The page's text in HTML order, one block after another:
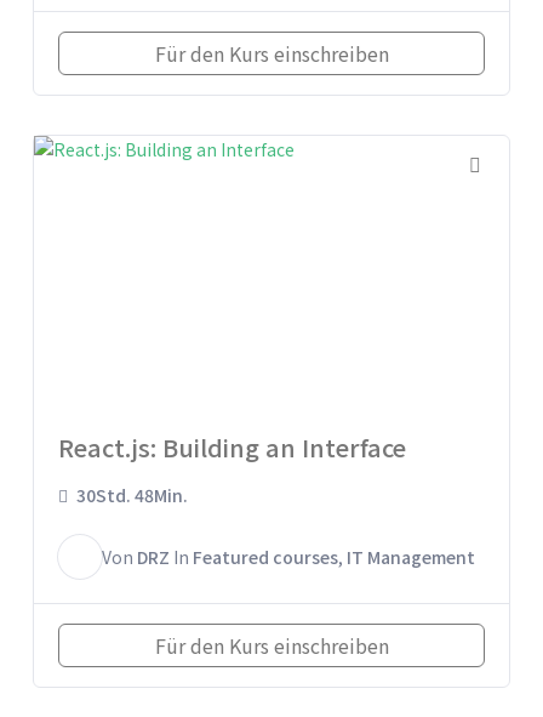
Für den Kurs einschreiben
React.js: Building an Interface
30Std. 48Min.
Von DRZ In Featured courses, IT Management
Für den Kurs einschreiben